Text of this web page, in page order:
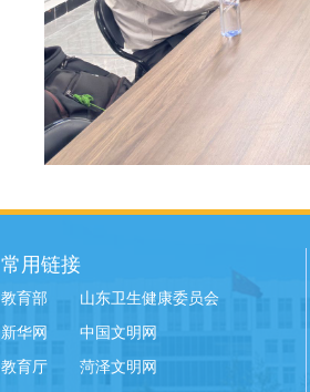
常用链接
教育部 山东卫生健康委员会
新华网 中国文明网
教育厅 菏泽文明网